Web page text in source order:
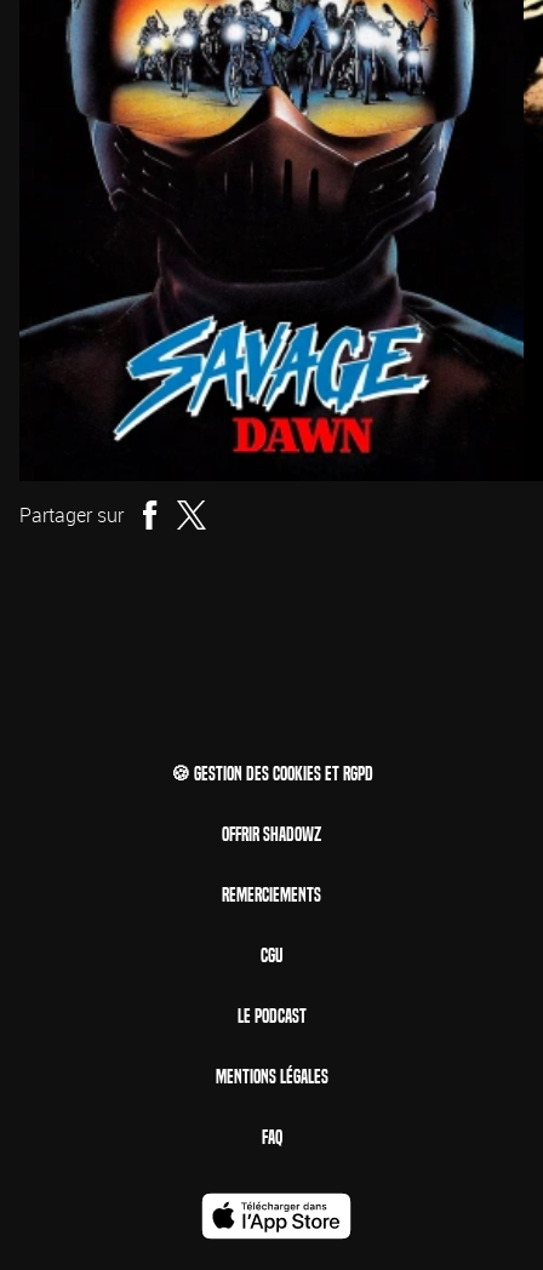
Partager sur
🍪 Gestion des cookies et RGPD
Offrir Shadowz
Remerciements
CGU
Le Podcast
Mentions Légales
FAQ